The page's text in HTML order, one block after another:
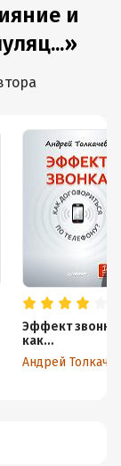
и
Эффект звонка:
как
договориться
телефону?
Андрей